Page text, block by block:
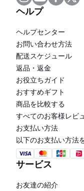
ヘルプ
ヘルプセンター
お問い合わせ方法
配送スケジュール
返品・返金
お役立ちガイド
おすすめギフト
商品を比較する
すべてのお客様レビ
お支払い方法
以下のお支払い方法
サービス
お友達の紹介